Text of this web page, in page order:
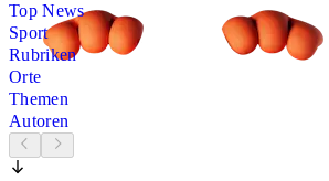
Top News
Sport
Rubriken
Orte
Themen
Autoren